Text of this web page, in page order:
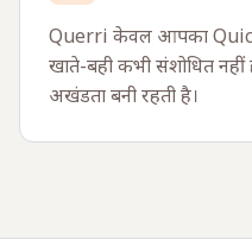
Querri केवल आपका
खाते-बही कभी संशोधित
अखंडता बनी रहती है।